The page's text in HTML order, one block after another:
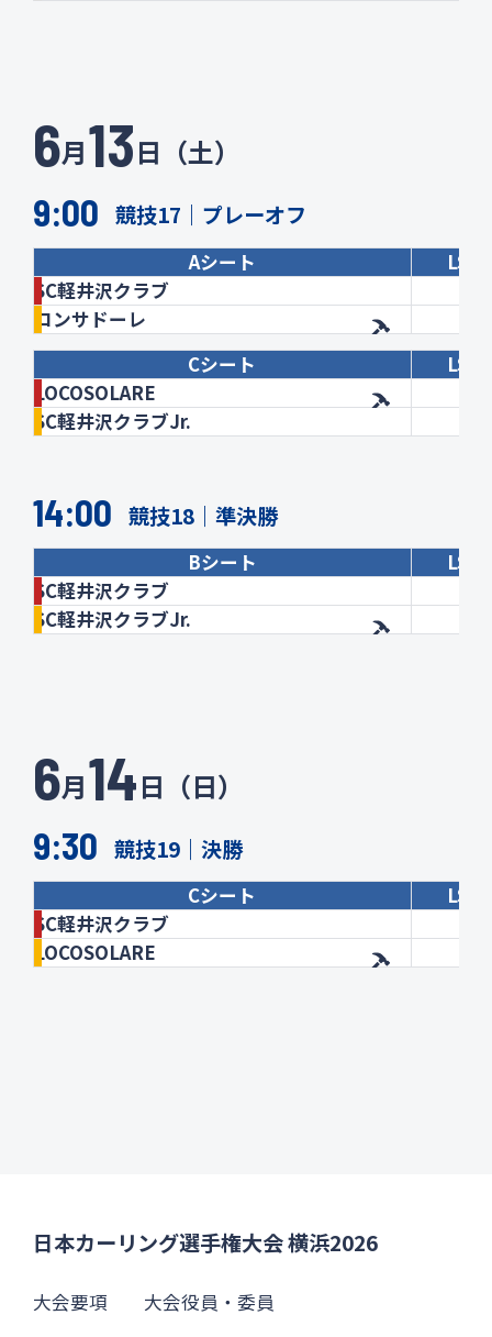
6月13日（土）
9:00 競技17｜プレーオフ
Aシート
LSD
SC軽井沢クラブ
コンサドーレ
Cシート
LSD
LOCOSOLARE
SC軽井沢クラブJr.
14:00 競技18｜準決勝
Bシート
LSD
SC軽井沢クラブ
SC軽井沢クラブJr.
6月14日（日）
9:30 競技19｜決勝
Cシート
LSD
SC軽井沢クラブ
LOCOSOLARE
日本カーリング選手権大会 横浜2026
大会要項
大会役員・委員